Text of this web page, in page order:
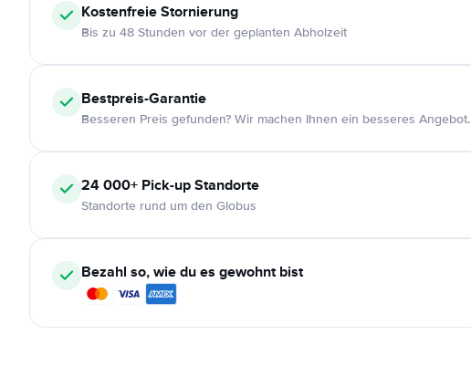
KostenfreieStornierung
Bis zu 48 Stunden vor der geplanten Abholzeit
Bestpreis-Garantie
Besseren Preis gefunden? Wir machen Ihnen ein besseres Angebot.
24 000+ Pick-up Standorte
Standorte rund um den Globus
Bezahl so, wie du es gewohnt bist